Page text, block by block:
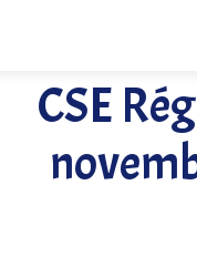
CSE